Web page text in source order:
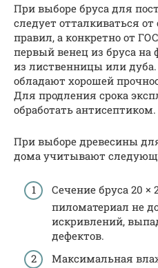
При выборе бруса для
следует отталкиваться
правил, а конкретно от
первый венец из бруса
из лиственницы или
обладают хорошей
Для продления срока
обработать антисептиком.
При выборе древесины
дома учитывают
Сечение бруса 20 ×
пиломатериал не
искривлений,
дефектов.
Максимальная